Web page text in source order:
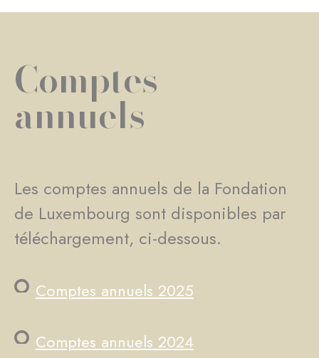
Comptes
annuels
Les comptes annuels de la Fondation
de Luxembourg sont disponibles par
téléchargement, ci-dessous.
Comptes annuels 2025
Comptes annuels 2024